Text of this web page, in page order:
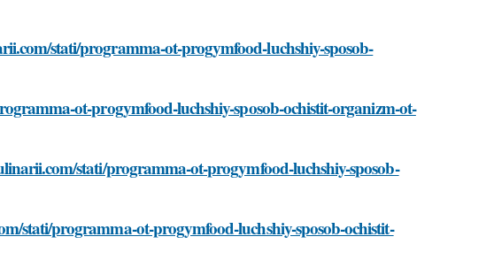
stati/programma-ot-progymfood-luchshiy-sposob-
ot-progymfood-luchshiy-sposob-ochistit-organizm-ot-
stati/programma-ot-progymfood-luchshiy-sposob-
stati/programma-ot-progymfood-luchshiy-sposob-ochistit-